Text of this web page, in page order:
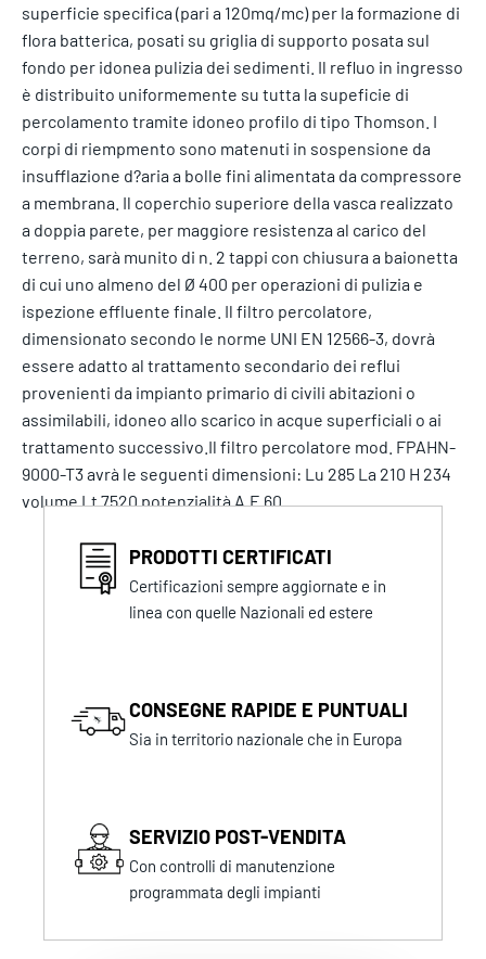
superficie specifica (pari a 120mq/mc) per la formazione di
flora batterica, posati su griglia di supporto posata sul
fondo per idonea pulizia dei sedimenti. Il refluo in ingresso
è distribuito uniformemente su tutta la supeficie di
percolamento tramite idoneo profilo di tipo Thomson. I
corpi di riempmento sono matenuti in sospensione da
insufflazione d?aria a bolle fini alimentata da compressore
a membrana. Il coperchio superiore della vasca realizzato
a doppia parete, per maggiore resistenza al carico del
terreno, sarà munito di n. 2 tappi con chiusura a baionetta
di cui uno almeno del Ø 400 per operazioni di pulizia e
ispezione effluente finale. Il filtro percolatore,
dimensionato secondo le norme UNI EN 12566-3, dovrà
essere adatto al trattamento secondario dei reflui
provenienti da impianto primario di civili abitazioni o
assimilabili, idoneo allo scarico in acque superficiali o ai
trattamento successivo.Il filtro percolatore mod. FPAHN-
9000-T3 avrà le seguenti dimensioni: Lu 285 La 210 H 234
volume Lt 7520 potenzialità A.E 60
PRODOTTI CERTIFICATI
Certificazioni sempre aggiornate e in
linea con quelle Nazionali ed estere
CONSEGNE RAPIDE E PUNTUALI
Sia in territorio nazionale che in Europa
SERVIZIO POST-VENDITA
Con controlli di manutenzione
programmata degli impianti